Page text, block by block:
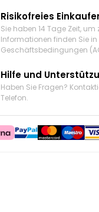
Risikofreies
Sie haben 14 Tage Zeit,
Informationen finden Sie
Geschäftsbedingungen
Hilfe und
Haben Sie Fragen?
Telefon.